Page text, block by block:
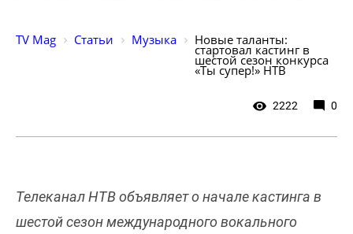
TV Mag Статьи Музыка Новые таланты:
стартовал кастинг в
шестой сезон конкурса
«Ты супер!» НТВ
2222 0
Телеканал НТВ объявляет о начале кастинга в
шестой сезон международного вокального